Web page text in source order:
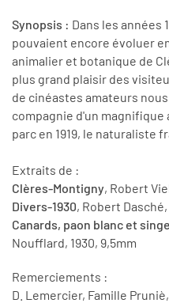
Synopsis : Dans les années
pouvaient encore évoluer
animalier et botanique de
plus grand plaisir des
de cinéastes amateurs
compagnie d'un
parc en 1919, le naturaliste
Extraits de :
Clères-Montigny, Robert
Divers-1930, Robert
Canards, paon blanc et
Noufflard, 1930, 9,5mm
Remerciements :
D. Lemercier, Famille